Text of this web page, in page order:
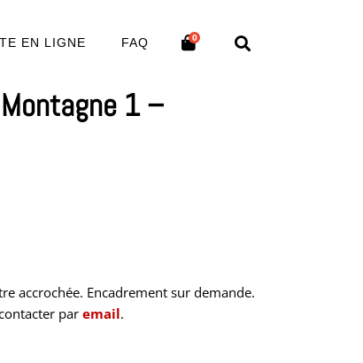
EN LIGNE FAQ 0
1 –
accrochée. Encadrement sur demande.
par email.